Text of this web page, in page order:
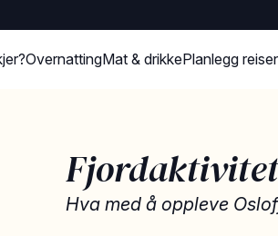
OvernattingMat & drikkePlanlegg
Hva med å oppleve